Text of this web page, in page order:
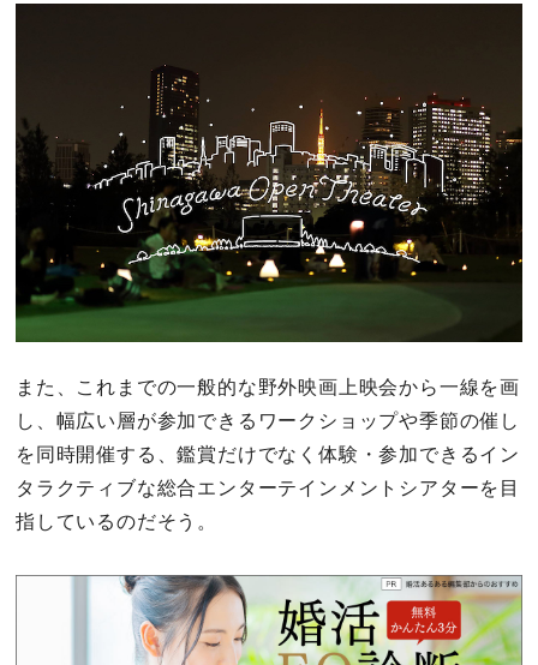
また、これまでの一般的な野外映画上映会から一線を画
し、幅広い層が参加できるワークショップや季節の催し
を同時開催する、鑑賞だけでなく体験・参加できるイン
タラクティブな総合エンターテインメントシアターを目
指しているのだそう。